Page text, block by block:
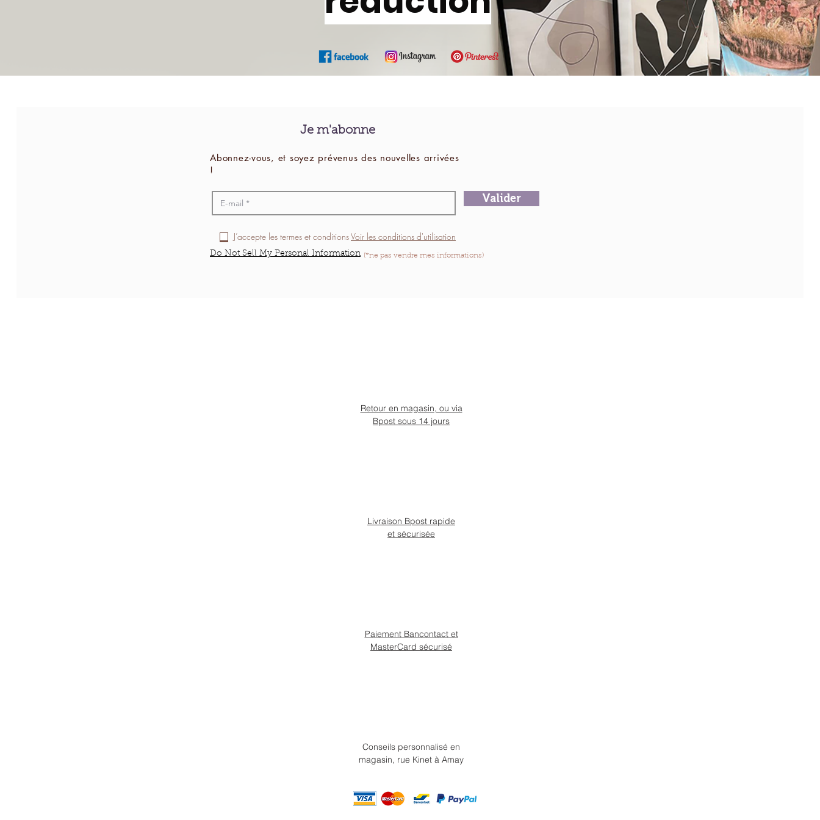
Je m'abonne
Abonnez-vous, et soyez prévenus des nouvelles arrivées
!
Valider
J’accepte les termes et conditionsVoir les conditions d'utilisation
Do Not Sell My Personal Information (*ne pas vendre mes informations)
Retour en magasin, ou via
Bpost sous 14 jours
Livraison Bpost rapide
et sécurisée
Paiement Bancontact et
MasterCard sécurisé
Conseils personnalisé en
magasin, rue Kinet à Amay